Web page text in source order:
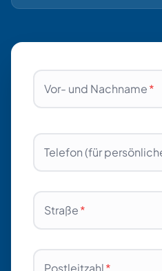
Vor- und Nachname*
Telefon (für
Straße*
Postleitzahl*